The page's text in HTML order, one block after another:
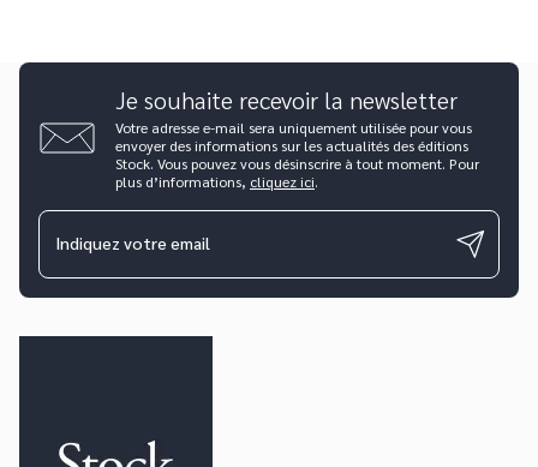
Je souhaite recevoir la newsletter
Votre adresse e-mail sera uniquement utilisée pour vous
envoyer des informations sur les actualités des éditions
Stock. Vous pouvez vous désinscrire à tout moment. Pour
plus d’informations, cliquez ici.
Indiquez votre email